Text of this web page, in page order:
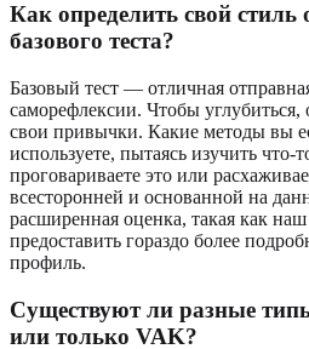
Как определить свой
базового теста?
Базовый тест — отличная
саморефлексии. Чтобы углубиться,
свои привычки. Какие методы вы
используете, пытаясь изучить что-
проговариваете это или
всесторонней и основанной на
расширенная оценка, такая как наш
предоставить гораздо более
профиль.
Существуют ли разные
или только VAK?